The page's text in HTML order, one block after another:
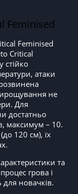
Feminised
Feminised
Critical
стійко
атаки
не
Для
достатньо
максимум – 10.
120 см), їх
та
грова і
новачків.